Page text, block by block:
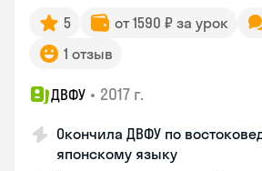
5 от 1590 ₽ за урок
1 отзыв
ДВФУ • 2017 г.
Окончила ДВФУ по
японскому языку